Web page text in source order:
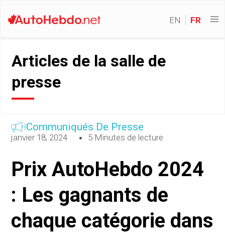
EN FR
Articles de la salle de
presse
Communiqués De Presse
janvier 18, 2024 5 Minutes de lecture
Prix AutoHebdo 2024
: Les gagnants de
chaque catégorie dans